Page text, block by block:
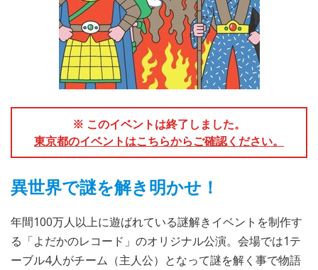
※ このイベントは終了しました。
東京都のイベントはこちらからご確認ください。
異世界で謎を解き明かせ！
年間100万人以上に遊ばれている謎解きイベントを制作す
る「よだかのレコード」のオリジナル公演。会場では1テ
ーブル4人がチーム（主人公）となって謎を解く事で物語